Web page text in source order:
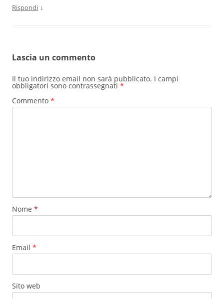
Rispondi ↓
Lascia un commento
Il tuo indirizzo email non sarà pubblicato. I campi
obbligatori sono contrassegnati *
Commento *
Nome *
Email *
Sito web